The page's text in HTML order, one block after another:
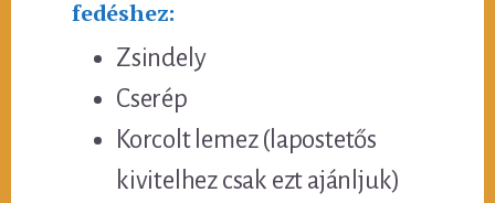
fedéshez:
Zsindely
Cserép
Korcolt lemez (lapostetős
kivitelhez csak ezt ajánljuk)